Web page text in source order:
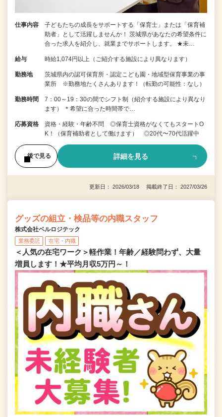
仕事内容
子どもたちの成長をサポートする「保育士」または「保育補
助者」として活躍しませんか！ 茨城県があなたの希望条件に
合った求人を紹介し、就業までサポートします。 ★未…
給与 時給1,074円以上（ご紹介する施設により異なります）
勤務地
茨城県内の認可保育所・認定こども園・地域型保育事業の事
業所 ※勤務地たくさんあります！（転勤の可能性：なし）
勤務時間
7：00～19：30の間でシフト制（紹介する施設により異なり
ます） ＊希望に合った時間帯で…
応募資格
資格・経験・年齢不問 ◎保育士資格がなくてもスタートO
K！（保育補助者として働けます） ◎20代〜70代活躍中
後で見る 詳細を見る
更新日： 2026/03/18 掲載終了日： 2027/03/26
グッズの組立・検品等の内職スタッフ
株式会社ベルロジテック
業務委託 在宅・内職
＜人気の在宅ワーク＞軽作業！年齢／経験問わず、大量
増員します！★平均月収5万円～！